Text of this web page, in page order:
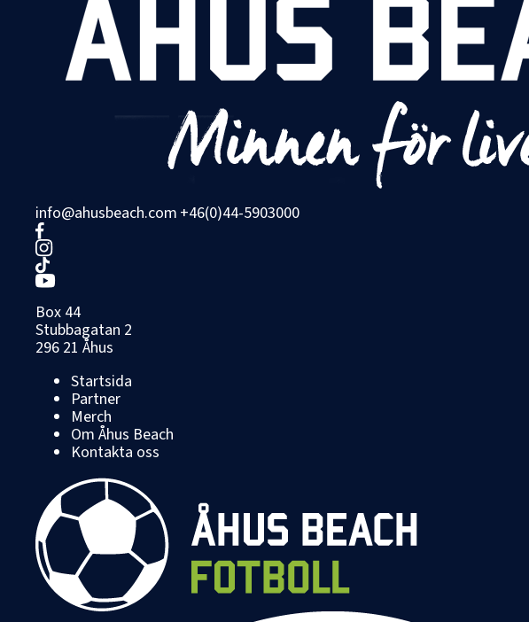
info@ahusbeach.com +46(0)44-5903000
Box 44
Stubbagatan 2
296 21 Åhus
Startsida
Partner
Merch
Om Åhus Beach
Kontakta oss